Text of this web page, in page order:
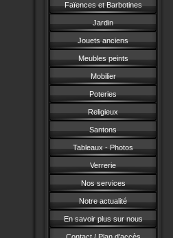
Faïences et Barbotines
Jardin
Jouets anciens
Meubles peints
Mobilier
Poteries
Religieux
Santons
Tableaux - Photos
Verrerie
Nos services
Notre actualité
En savoir plus sur nous